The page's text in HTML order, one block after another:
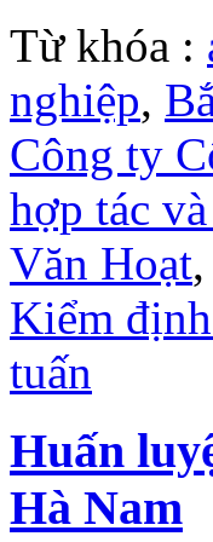
Từ khóa :
nghiệp,
Công ty
hợp tác
Văn Hoạt,
Kiểm
tuấn
Huấn
Hà Nam